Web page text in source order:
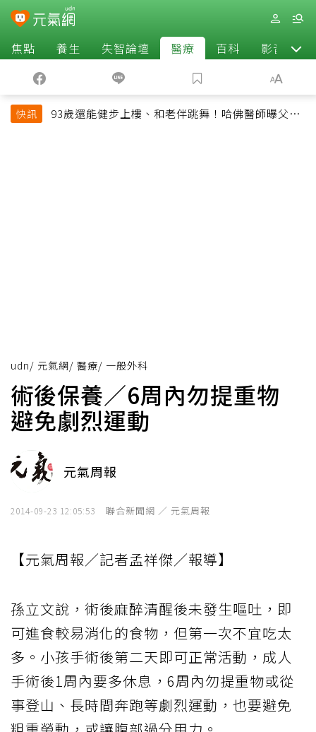
焦點 養生 失智論壇 醫療 百科 影音
快訊
93歲還能健步上樓、和老伴跳舞！哈佛醫師曝父親
udn/ 元氣網/ 醫療/ 一般外科
術後保養／6周內勿提重物
避免劇烈運動
元氣周報
2014-09-23 12:05:53 聯合新聞網 ／ 元氣周報
【元氣周報／記者孟祥傑／報導】
孫立文說，術後麻醉清醒後未發生嘔吐，即
可進食較易消化的食物，但第一次不宜吃太
多。小孩手術後第二天即可正常活動，成人
手術後1周內要多休息，6周內勿提重物或從
事登山、長時間奔跑等劇烈運動，也要避免